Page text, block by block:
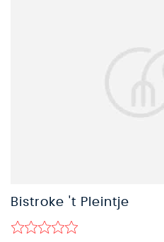
Bistroke 't Pleintje